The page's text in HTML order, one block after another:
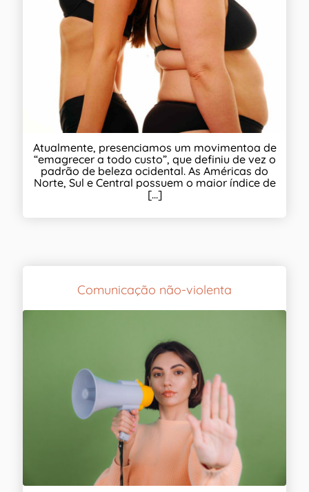
Atualmente, presenciamos um movimentoa de
“emagrecer a todo custo”, que definiu de vez o
padrão de beleza ocidental. As Américas do
Norte, Sul e Central possuem o maior índice de
[...]
Comunicação não-violenta